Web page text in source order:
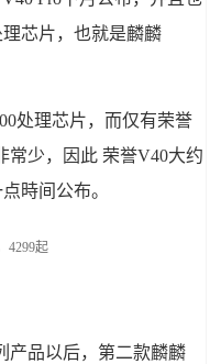
芯片，也就是麟麟
处理芯片，而仅有荣誉
常少，因此 荣誉V40大约
時间公布。
产品以后，第二款麟麟